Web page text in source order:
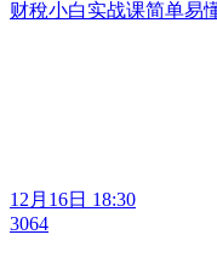
财稅小白实战课简单易
12月16日 18:30
3064